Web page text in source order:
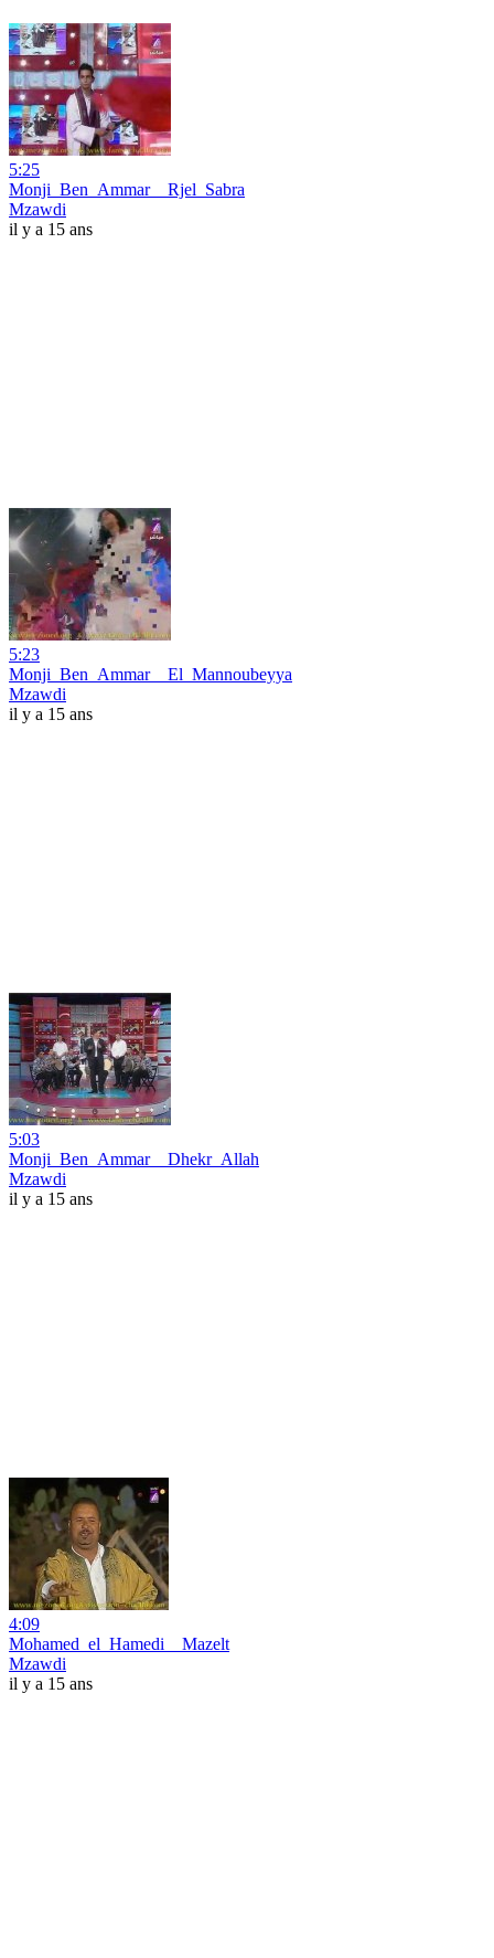
5:25
Monji_Ben_Ammar__Rjel_Sabra
Mzawdi
il y a 15 ans
5:23
Monji_Ben_Ammar__El_Mannoubeyya
Mzawdi
il y a 15 ans
5:03
Monji_Ben_Ammar__Dhekr_Allah
Mzawdi
il y a 15 ans
4:09
Mohamed_el_Hamedi__Mazelt
Mzawdi
il y a 15 ans